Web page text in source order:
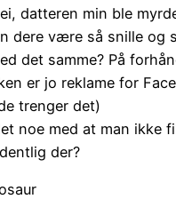
datteren min ble
dere være så snille og
det samme? På
er jo reklame for
trenger det)
noe med at man ikke
der?